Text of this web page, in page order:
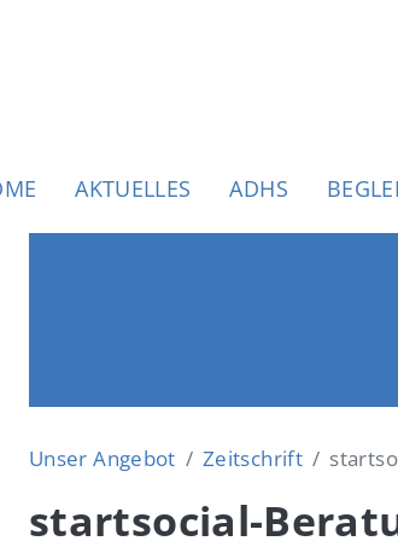
AKTUELLES ADHS
Unser Angebot Zeitschrift
startsocial-